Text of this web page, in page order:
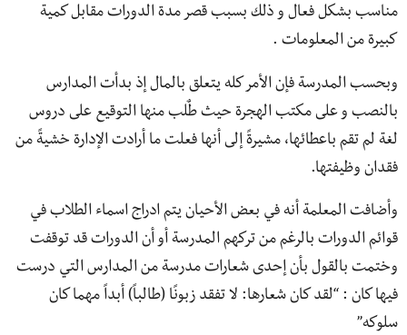
مناسب بشكل فعال و ذلك بسبب قصر مدة الدورات مقابل كمية
كبيرة من المعلومات .
وبحسب المدرسة فإن الأمر كله يتعلق بالمال إذ بدأت المدارس
بالنصب و على مكتب الهجرة حيث طٌلب منها التوقيع على دروس
لغة لم تقم باعطائها، مشيرةً إلى أنها فعلت ما أرادت الإدارة خشيةً من
فقدان وظيفتها.
وأضافت المعلمة أنه في بعض الأحيان يتم ادراج اسماء الطلاب في
قوائم الدورات بالرغم من تركهم المدرسة أو أن الدورات قد توقفت
وختمت بالقول بأن إحدى شعارات مدرسة من المدارس التي درست
فيها كان : “لقد كان شعارها: لا تفقد زبونًا (طالباً) أبداً مهما كان
سلوكه”